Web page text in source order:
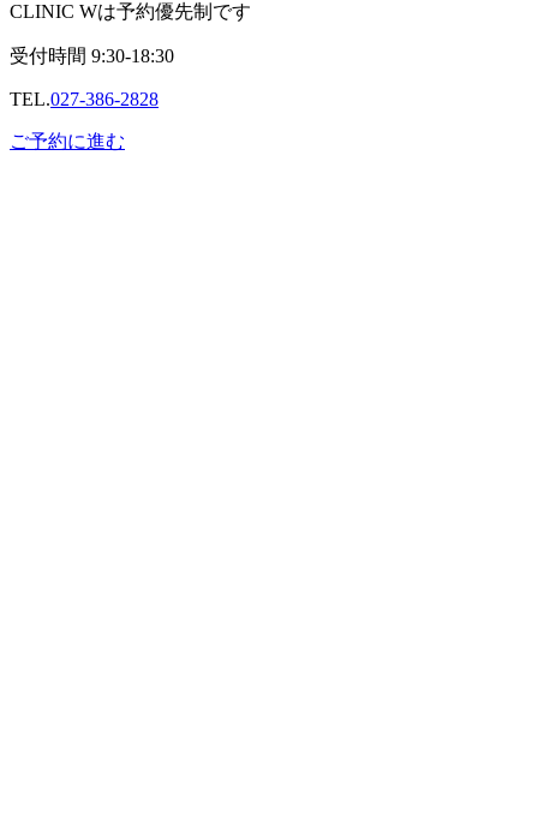
CLINIC Wは予約優先制です
受付時間 9:30-18:30
TEL.027-386-2828
ご予約に進む